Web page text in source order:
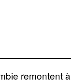
remontent